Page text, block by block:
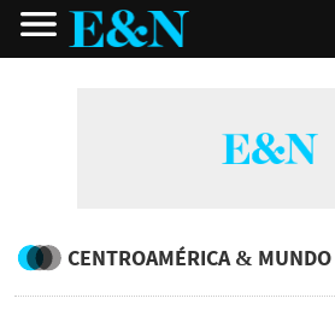
CENTROAMÉRICA & MUNDO